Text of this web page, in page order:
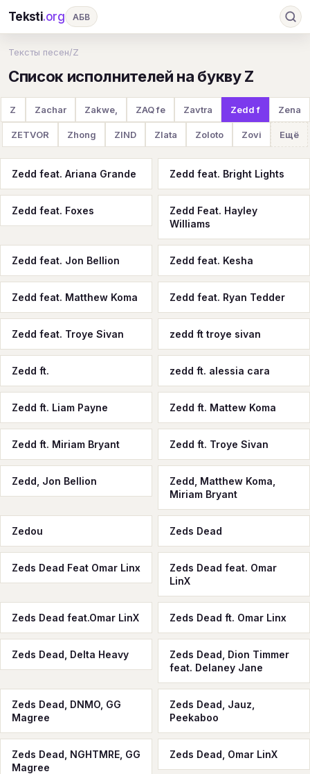
Teksti.org АБВ
И К Л М Н О П Р
Т У Ф Х Ц Ч Ш Ю
Я B C G
H I J K M N O P
Z #
Тексты песен/Z
Список исполнителей на букву Z
Z Zachar Zakwe, ZAQ fe Zavtra Zedd f Zena
ZETVOR Zhong ZIND Zlata Zoloto Zovi Ещё
Zedd feat. Ariana Grande Zedd feat. Bright Lights
Zedd feat. Foxes
Zedd Feat. Hayley
Williams
Zedd feat. Jon Bellion Zedd feat. Kesha
Zedd feat. Matthew Koma Zedd feat. Ryan Tedder
Zedd feat. Troye Sivan zedd ft troye sivan
Zedd ft. zedd ft. alessia cara
Zedd ft. Liam Payne Zedd ft. Mattew Koma
Zedd ft. Miriam Bryant Zedd ft. Troye Sivan
Zedd, Jon Bellion
Zedd, Matthew Koma,
Miriam Bryant
Zedou Zeds Dead
Zeds Dead Feat Omar Linx
Zeds Dead feat. Omar
LinX
Zeds Dead feat.Omar LinX Zeds Dead ft. Omar Linx
Zeds Dead, Delta Heavy
Zeds Dead, Dion Timmer
feat. Delaney Jane
Zeds Dead, DNMO, GG
Magree
Zeds Dead, Jauz,
Peekaboo
Zeds Dead, NGHTMRE, GG
Magree
Zeds Dead, Omar LinX